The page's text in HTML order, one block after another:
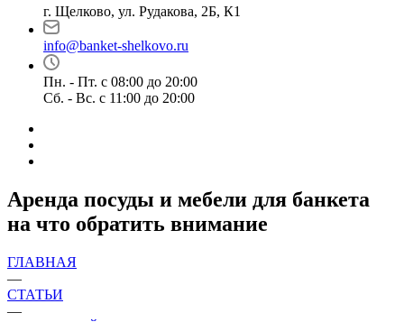
г. Щелково, ул. Рудакова, 2Б, К1
info@banket-shelkovo.ru
Пн. - Пт. с 08:00 до 20:00
Сб. - Вс. с 11:00 до 20:00
Аренда посуды и мебели для банкета
на что обратить внимание
ГЛАВНАЯ
—
СТАТЬИ
—